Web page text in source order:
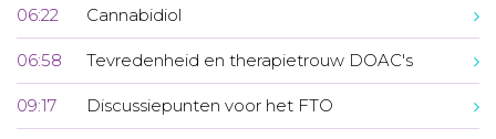
06:22 Cannabidiol
06:58 Tevredenheid en therapietrouw DOAC's
09:17 Discussiepunten voor het FTO